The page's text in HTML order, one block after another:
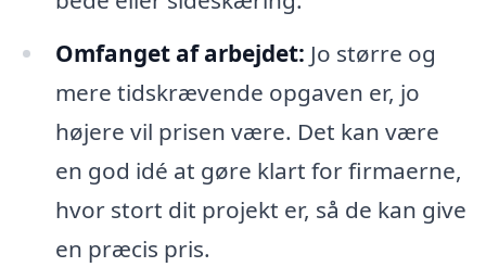
Omfanget af arbejdet: Jo større og
mere tidskrævende opgaven er, jo
højere vil prisen være. Det kan være
en god idé at gøre klart for firmaerne,
hvor stort dit projekt er, så de kan give
en præcis pris.